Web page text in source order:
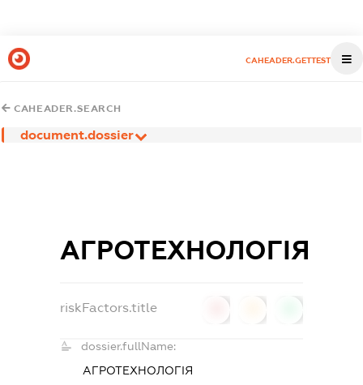
CAHEADER.GETTEST
CAHEADER.SEARCH
document.dossier
АГРОТЕХНОЛОГІЯ
riskFactors.title
dossier.fullName:
АГРОТЕХНОЛОГІЯ